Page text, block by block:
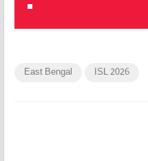
East Bengal ISL 2026